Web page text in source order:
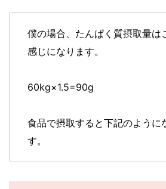
僕の場合、たんぱく質摂取量は
感じになります。
60kg×1.5=90g
食品で摂取すると下記のように
す。